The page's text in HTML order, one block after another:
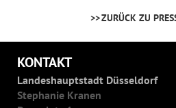
ZURÜCK ZU
KONTAKT
Landeshauptstadt Düsseldorf
Stephanie Kranen